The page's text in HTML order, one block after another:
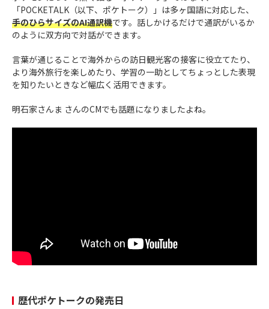
「POCKETALK（以下、ポケトーク）」は多ヶ国語に対応した、
手のひらサイズのAI通訳機です。話しかけるだけで通訳がいるか
のように双方向で対話ができます。
言葉が通じることで海外からの訪日観光客の接客に役立てたり、
より海外旅行を楽しめたり、学習の一助としてちょっとした表現
を知りたいときなど幅広く活用できます。
明石家さんま さんのCMでも話題になりましたよね。
歴代ポケトークの発売日